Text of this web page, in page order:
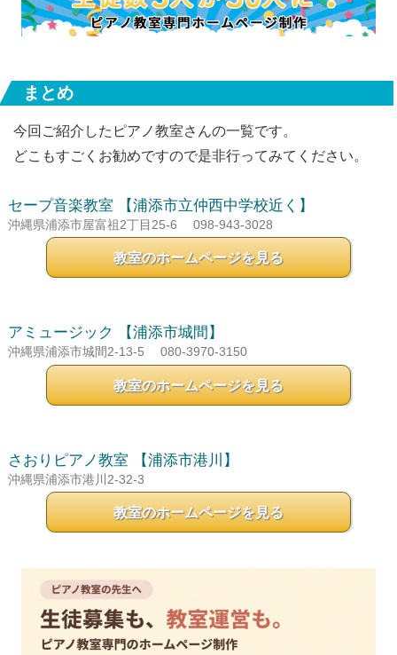
まとめ
今回ご紹介したピアノ教室さんの一覧です。
どこもすごくお勧めですので是非行ってみてください。
セープ音楽教室 【浦添市立仲西中学校近く】
沖縄県浦添市屋富祖2丁目25-6 098-943-3028
教室のホームページを見る
アミュージック 【浦添市城間】
沖縄県浦添市城間2-13-5 080-3970-3150
教室のホームページを見る
さおりピアノ教室 【浦添市港川】
沖縄県浦添市港川2-32-3
教室のホームページを見る